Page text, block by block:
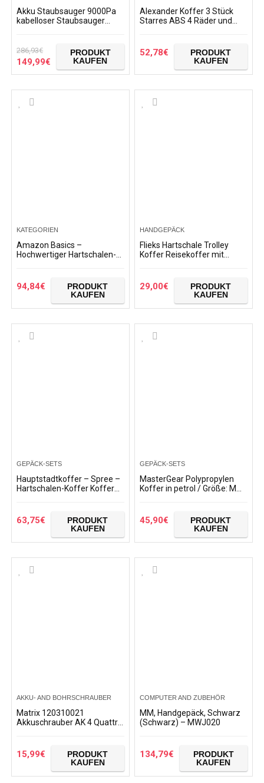
Akku Staubsauger 9000Pa
kabelloser Staubsauger
Handstaubsauger…
286,93€
149,99€
PRODUKT
KAUFEN
Alexander Koffer 3 Stück
Starres ABS 4 Räder und
Griff…
52,78€
PRODUKT
KAUFEN
KATEGORIEN
Amazon Basics –
Hochwertiger Hartschalen-
Schloss – 55 cm,
Handgepäck…
94,84€
PRODUKT
KAUFEN
HANDGEPÄCK
Flieks Hartschale Trolley
Koffer Reisekoffer mit
Champagner)
29,00€
PRODUKT
KAUFEN
GEPÄCK-SETS
Hauptstadtkoffer – Spree –
Hartschalen-Koffer Koffer
Rollen
63,75€
PRODUKT
KAUFEN
GEPÄCK-SETS
MasterGear Polypropylen
Koffer in petrol / Größe: M
Grad…
45,90€
PRODUKT
KAUFEN
AKKU- AND BOHRSCHRAUBER
Matrix 120310021
Akkuschrauber AK 4 Quattro
Rot
15,99€
PRODUKT
KAUFEN
COMPUTER AND ZUBEHÖR
MM, Handgepäck, Schwarz
(Schwarz) – MWJ020
134,79€
PRODUKT
KAUFEN